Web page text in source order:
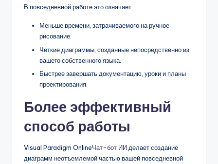
В повседневной работе это означает:
Меньше времени, затрачиваемого на ручное
рисование.
Четкие диаграммы, созданные непосредственно из
вашего собственного языка.
Быстрее завершать документацию, уроки и планы
проектирования.
Более эффективный
способ работы
Visual Paradigm OnlineЧат-бот ИИ делает создание
диаграмм неотъемлемой частью вашей повседневной